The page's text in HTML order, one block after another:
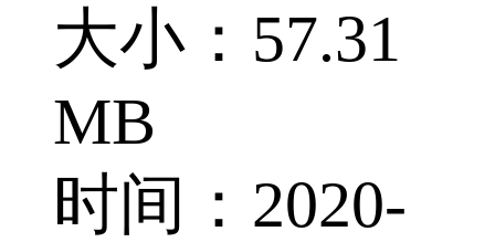
大小：57.31
MB
时间：2020-